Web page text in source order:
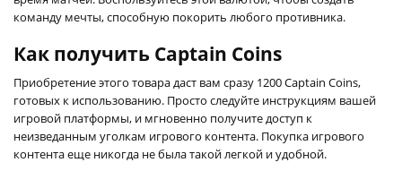
команду мечты, способную покорить любого противника.
Как получить Captain Coins
Приобретение этого товара даст вам сразу 1200 Captain Coins,
готовых к использованию. Просто следуйте инструкциям вашей
игровой платформы, и мгновенно получите доступ к
неизведанным уголкам игрового контента. Покупка игрового
контента еще никогда не была такой легкой и удобной.